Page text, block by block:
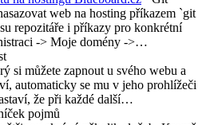
web na hosting příkazem `git
repozitáře i příkazy pro konkrétní
-> Moje domény ->…
si můžete zapnout u svého webu a
automaticky se mu v jeho prohlížeči
že při každé další…
pojmů